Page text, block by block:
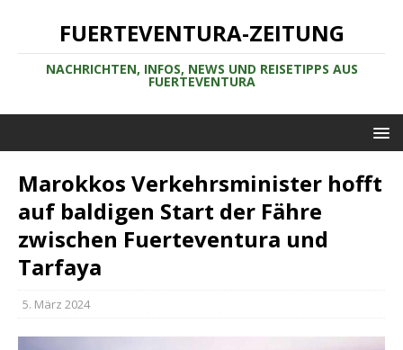
FUERTEVENTURA-ZEITUNG
NACHRICHTEN, INFOS, NEWS UND REISETIPPS AUS
FUERTEVENTURA
Marokkos Verkehrsminister hofft
auf baldigen Start der Fähre
zwischen Fuerteventura und
Tarfaya
5. März 2024